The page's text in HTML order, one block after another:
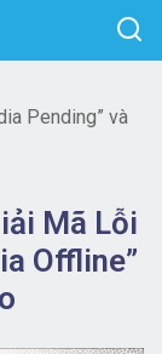
Pending” và
Mã Lỗi
Offline”